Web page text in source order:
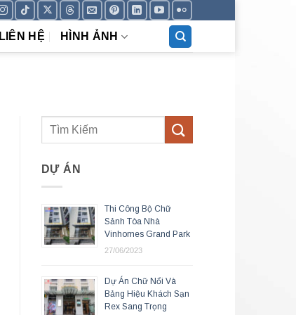
LIÊN HỆ HÌNH ẢNH
DỰ ÁN
Thi Công Bộ Chữ
Sảnh Tòa Nhà
Vinhomes Grand Park
27/06/2023
Dự Án Chữ Nổi Và
Bảng Hiệu Khách Sạn
Rex Sang Trọng